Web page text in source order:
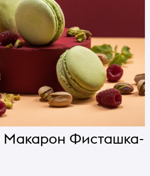
Фисташка-